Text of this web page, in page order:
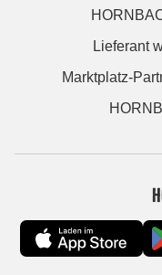
Lieferant
Marktplatz-